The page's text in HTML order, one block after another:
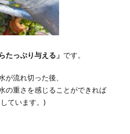
たっぷり与える」 です。
が流れ切った後、
の重さを感じることができれば
ています。)